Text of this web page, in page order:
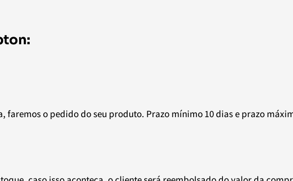
faremos o pedido do seu produto. Prazo mínimo 10 dias e prazo